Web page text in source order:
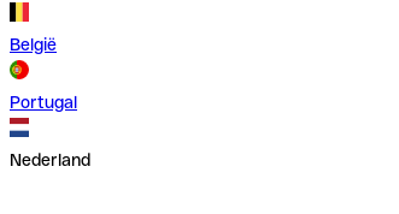
België
Portugal
Nederland